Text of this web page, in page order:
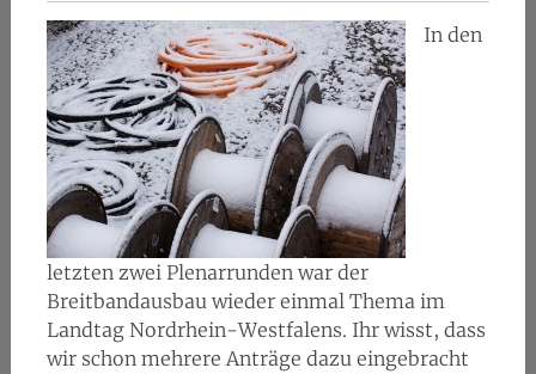
In den
letzten zwei Plenarrunden war der
Breitbandausbau wieder einmal Thema im
Landtag Nordrhein-Westfalens. Ihr wisst, dass
wir schon mehrere Anträge dazu eingebracht